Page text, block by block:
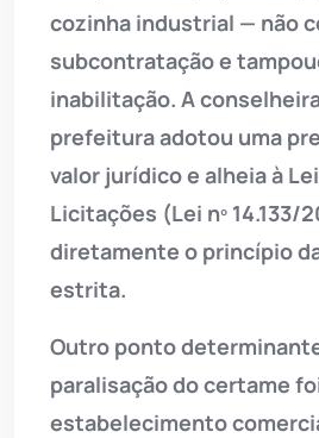
cozinha industrial — não
subcontratação e
inabilitação. A
prefeitura adotou uma
valor jurídico e alheia à
Licitações (Lei nº 14.133/
diretamente o princípio
estrita.
Outro ponto
paralisação do certame
estabelecimento